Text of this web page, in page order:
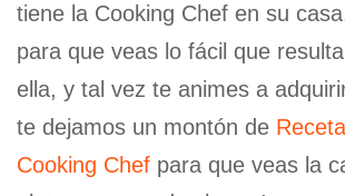
tiene la Cooking Chef en su
para que veas lo fácil que
ella, y tal vez te animes a
te dejamos un montón de
Cooking Chef para que veas la